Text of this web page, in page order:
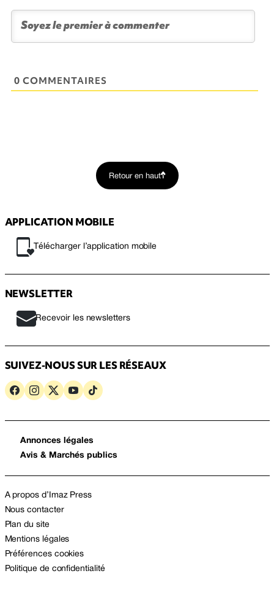
0 COMMENTAIRES
Retour en haut
APPLICATION MOBILE
Télécharger l’application mobile
NEWSLETTER
Recevoir les newsletters
SUIVEZ-NOUS SUR LES RÉSEAUX
Annonces légales
Avis & Marchés publics
A propos d’Imaz Press
Nous contacter
Plan du site
Mentions légales
Préférences cookies
Politique de confidentialité